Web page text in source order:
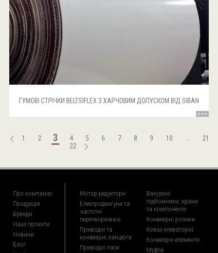
ГУМОВІ СТРІЧКИ BELTSIFLEX З ХАРЧОВИМ ДОПУСКОМ ВІД SIBAN
1 2 3 4 5 6 7 8 9 10 ...
21
22
Про компанію
Продукція
Бренди
Наші проєкти
Новини
Блог
Мотор-редуктори
Електродвигуни та
частотні
перетворювачі
Приводні та
конвеєрні ланцюги
Приводні паси
Вакуумні
підйомники, крани
та компоненти
Конвеєрні ролики
Ковші елеваторні
Конвеєрні елементи
Муфти